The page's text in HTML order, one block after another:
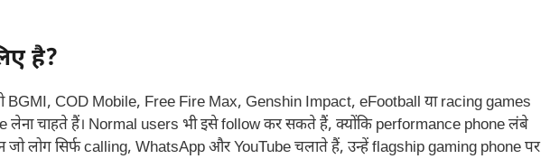
है?
BGMI, COD Mobile, Free Fire Max, Genshin Impact, eFootball या racing games
चाहते हैं। Normal users भी इसे follow कर सकते हैं, क्योंकि performance phone लंबे
लोग सिर्फ calling, WhatsApp और YouTube चलाते हैं, उन्हें flagship gaming phone पर